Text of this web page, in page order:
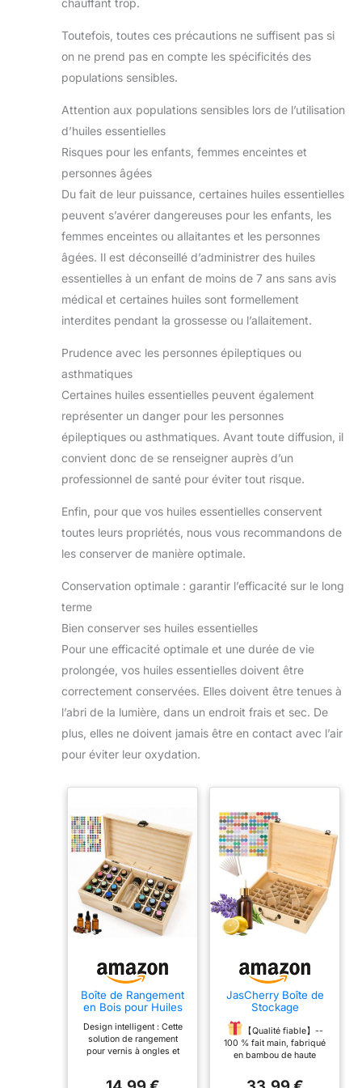
chauffant trop.
Toutefois, toutes ces précautions ne suffisent pas si
on ne prend pas en compte les spécificités des
populations sensibles.
Attention aux populations sensibles lors de l’utilisation
d’huiles essentielles
Risques pour les enfants, femmes enceintes et
personnes âgées
Du fait de leur puissance, certaines huiles essentielles
peuvent s’avérer dangereuses pour les enfants, les
femmes enceintes ou allaitantes et les personnes
âgées. Il est déconseillé d’administrer des huiles
essentielles à un enfant de moins de 7 ans sans avis
médical et certaines huiles sont formellement
interdites pendant la grossesse ou l’allaitement.
Prudence avec les personnes épileptiques ou
asthmatiques
Certaines huiles essentielles peuvent également
représenter un danger pour les personnes
épileptiques ou asthmatiques. Avant toute diffusion, il
convient donc de se renseigner auprès d’un
professionnel de santé pour éviter tout risque.
Enfin, pour que vos huiles essentielles conservent
toutes leurs propriétés, nous vous recommandons de
les conserver de manière optimale.
Conservation optimale : garantir l’efficacité sur le long
terme
Bien conserver ses huiles essentielles
Pour une efficacité optimale et une durée de vie
prolongée, vos huiles essentielles doivent être
correctement conservées. Elles doivent être tenues à
l’abri de la lumière, dans un endroit frais et sec. De
plus, elles ne doivent jamais être en contact avec l’air
pour éviter leur oxydation.
Boîte de Rangement
en Bois pour Huiles
25 flacons
Design intelligent : Cette
solution de rangement
pour vernis à ongles et
JasCherry Boîte de
Stockage
Rangement en Bois
pour Huile
Essentielle
Aromathérapie -
80 Bouteilles - Idéal
【Qualité fiable】--
100 % fait main, fabriqué
en bambou de haute
avec un beau grain de